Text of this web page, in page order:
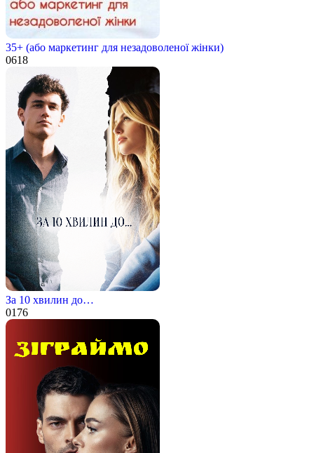
35+ (або маркетинг для незадоволеної жінки)
0618
За 10 хвилин до…
0176